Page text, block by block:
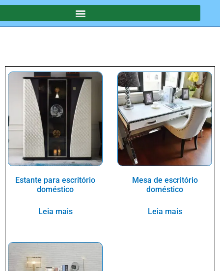
Estante para escritório
doméstico
Leia mais
Mesa de escritório
doméstico
Leia mais